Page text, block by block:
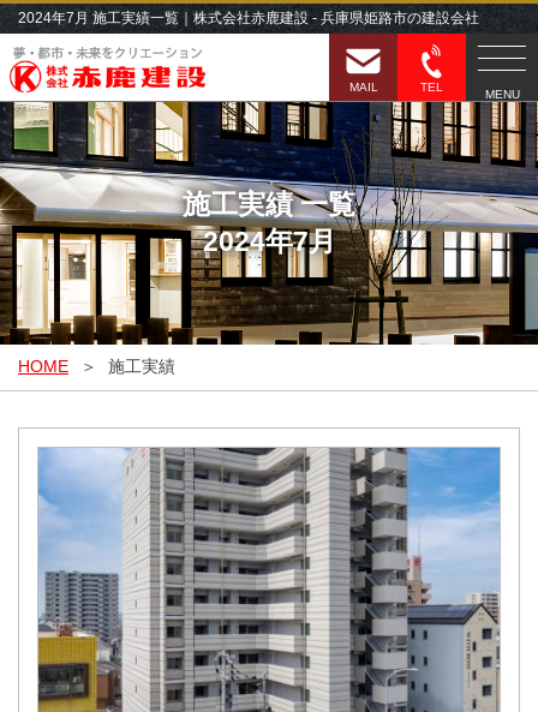
2024年7月 施工実績一覧｜株式会社赤鹿建設 - 兵庫県姫路市の建設会社
MENU
TEL
MAIL
施工実績 一覧
2024年7月
HOME 施工実績